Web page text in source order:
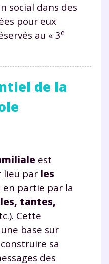
social dans des
pour eux
au « 3e
de la
est
lieu par les
en partie par la
tantes,
Cette
base sur
sa
des